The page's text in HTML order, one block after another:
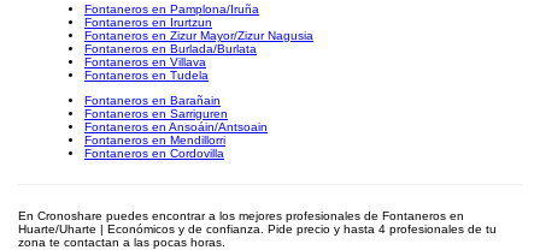
Fontaneros en Pamplona/Iruña
Fontaneros en Irurtzun
Fontaneros en Zizur Mayor/Zizur Nagusia
Fontaneros en Burlada/Burlata
Fontaneros en Villava
Fontaneros en Tudela
Fontaneros en Barañain
Fontaneros en Sarriguren
Fontaneros en Ansoáin/Antsoain
Fontaneros en Mendillorri
Fontaneros en Cordovilla
En Cronoshare puedes encontrar a los mejores profesionales de Fontaneros en
Huarte/Uharte | Económicos y de confianza. Pide precio y hasta 4 profesionales de tu
zona te contactan a las pocas horas.